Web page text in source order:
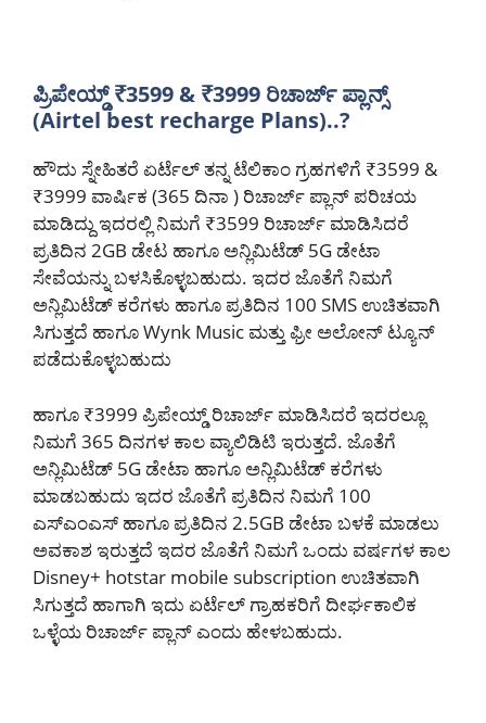
ಪ್ರಿಪೇಯ್ಡ್ ₹3599 & ₹3999 ರಿಚಾರ್ಜ್ ಪ್ಲಾನ್ಸ್
(Airtel best recharge Plans)..?
ಹೌದು ಸ್ನೇಹಿತರೆ ಏರ್ಟೆಲ್ ತನ್ನ ಟೆಲಿಕಾಂ ಗ್ರಹಗಳಿಗೆ ₹3599 &
₹3999 ವಾರ್ಷಿಕ (365 ದಿನಾ ) ರಿಚಾರ್ಜ್ ಪ್ಲಾನ್ ಪರಿಚಯ
ಮಾಡಿದ್ದು ಇದರಲ್ಲಿ ನಿಮಗೆ ₹3599 ರಿಚಾರ್ಜ್ ಮಾಡಿಸಿದರೆ
ಪ್ರತಿದಿನ 2GB ಡೇಟ ಹಾಗೂ ಅನ್ಲಿಮಿಟೆಡ್ 5G ಡೇಟಾ
ಸೇವೆಯನ್ನು ಬಳಸಿಕೊಳ್ಳಬಹುದು. ಇದರ ಜೊತೆಗೆ ನಿಮಗೆ
ಅನ್ಲಿಮಿಟೆಡ್ ಕರೆಗಳು ಹಾಗೂ ಪ್ರತಿದಿನ 100 SMS ಉಚಿತವಾಗಿ
ಸಿಗುತ್ತದೆ ಹಾಗೂ Wynk Music ಮತ್ತು ಫ್ರೀ ಅಲೋನ್ ಟ್ಯೂನ್
ಪಡೆದುಕೊಳ್ಳಬಹುದು
ಹಾಗೂ ₹3999 ಪ್ರಿಪೇಯ್ಡ್ ರಿಚಾರ್ಜ್ ಮಾಡಿಸಿದರೆ ಇದರಲ್ಲೂ
ನಿಮಗೆ 365 ದಿನಗಳ ಕಾಲ ವ್ಯಾಲಿಡಿಟಿ ಇರುತ್ತದೆ. ಜೊತೆಗೆ
ಅನ್ಲಿಮಿಟೆಡ್ 5G ಡೇಟಾ ಹಾಗೂ ಅನ್ಲಿಮಿಟೆಡ್ ಕರೆಗಳು
ಮಾಡಬಹುದು ಇದರ ಜೊತೆಗೆ ಪ್ರತಿದಿನ ನಿಮಗೆ 100
ಎಸ್ಎಂಎಸ್ ಹಾಗೂ ಪ್ರತಿದಿನ 2.5GB ಡೇಟಾ ಬಳಕೆ ಮಾಡಲು
ಅವಕಾಶ ಇರುತ್ತದೆ ಇದರ ಜೊತೆಗೆ ನಿಮಗೆ ಒಂದು ವರ್ಷಗಳ ಕಾಲ
Disney+ hotstar mobile subscription ಉಚಿತವಾಗಿ
ಸಿಗುತ್ತದೆ ಹಾಗಾಗಿ ಇದು ಏರ್ಟೆಲ್ ಗ್ರಾಹಕರಿಗೆ ದೀರ್ಘಕಾಲಿಕ
ಒಳ್ಳೆಯ ರಿಚಾರ್ಜ್ ಪ್ಲಾನ್ ಎಂದು ಹೇಳಬಹುದು.